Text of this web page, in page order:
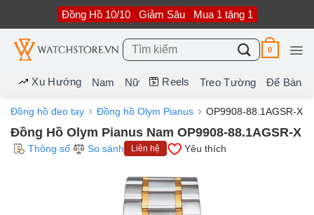
nội
dung
Đồng Hồ 10/10 Giảm Sâu Mua 1 tặng 1
Tìm
kiếm:
0
Xu Hướng Nam Nữ Reels Treo Tường Để Bàn
Đồng hồ đeo tay Đồng hồ Olym Pianus OP9908-88.1AGSR-X
Đồng Hồ Olym Pianus Nam OP9908-88.1AGSR-X
Thông số So sánh Liên hệ Yêu thích